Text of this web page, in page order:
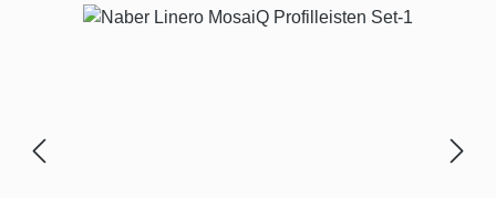
Bildergalerie überspringen